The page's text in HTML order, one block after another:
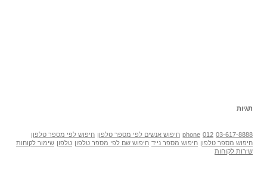
תגיות
03-617-8888
012
phone חיפוש אנשים לפי מספר טלפון חיפוש לפי מספר טלפון
חיפוש מספר טלפון חיפוש מספר נייד חיפוש שם לפי מספר טלפון טלפון שימור לקוחות
שירות לקוחות